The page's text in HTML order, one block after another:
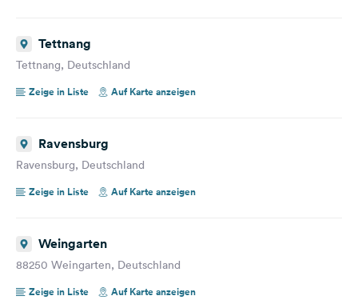
Tettnang
Tettnang, Deutschland
Zeige in Liste
Auf Karte anzeigen
Ravensburg
Ravensburg, Deutschland
Zeige in Liste
Auf Karte anzeigen
Weingarten
88250 Weingarten, Deutschland
Zeige in Liste
Auf Karte anzeigen